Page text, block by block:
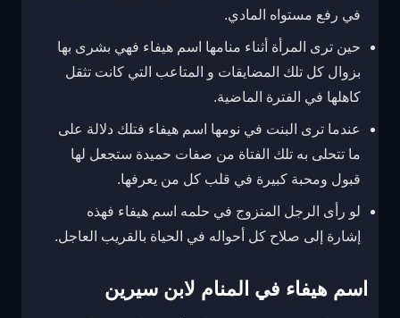
في رفع مستواه المادي.
حين ترى المرأة أثناء منامها اسم هيفاء فهي بشرى بها
بزوال كل تلك المضايقات و المتاعب التي كانت تثقل
كاهلها في الفترة الماضية.
عندما ترى البنت في نومها اسم هيفاء فتلك دلالة على
ما تتحلى به تلك الفتاة من صفات حميدة ستجعل لها
قبول ومحبة كبيرة في قلب كل من يعرفها.
لو رأى الرجل المتزوج في حلمه اسم هيفاء فهذه
إشارة إلى صلاح كل أحواله في الحياة بالقريب العاجل.
اسم هيفاء في المنام لابن سيرين